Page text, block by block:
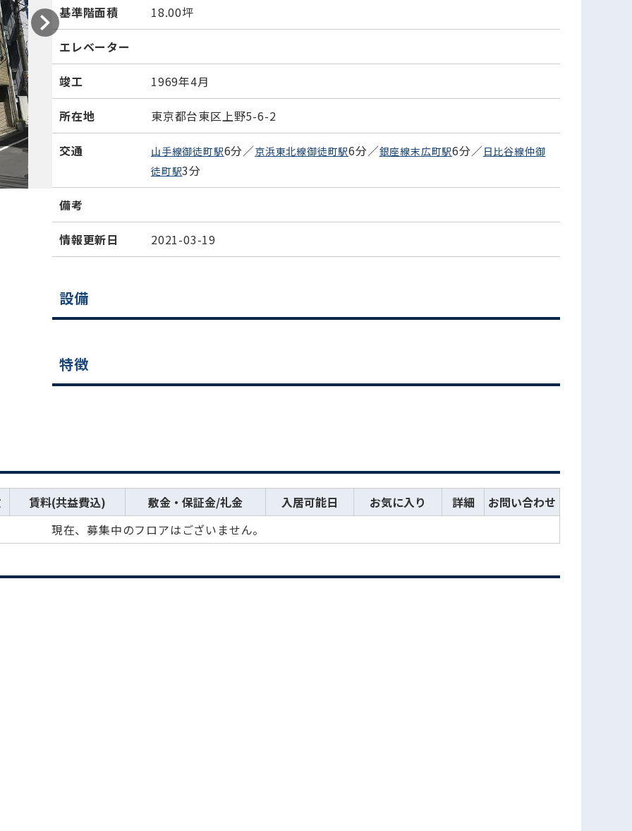
基準階面積 18.00坪
エレベーター
竣工 1969年4月
所在地 東京都台東区上野5-6-2
交通 山手線御徒町駅6分／京浜東北線御徒町駅6分／銀座線末広町駅6分／日比谷線仲御
徒町駅3分
備考
情報更新日 2021-03-19
設備
特徴
賃料(共益費込) 敷金・保証金/礼金 入居可能日 お気に入り 詳細
お問い合わせ
現在、募集中のフロアはございません。